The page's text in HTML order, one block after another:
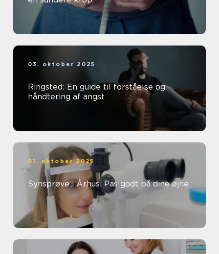
03. oktober 2025
Ringsted: En guide til forståelse og
håndtering af angst
01. oktober 2025
Synsprøve i Århus: Pas godt på dine øjne